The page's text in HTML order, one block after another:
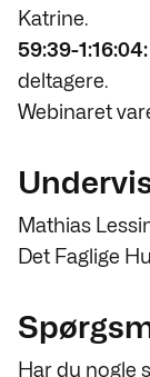
Katrine.
59:39-1:16:04:
deltagere.
Webinaret
Mathias
Det Faglige
Har du nogle